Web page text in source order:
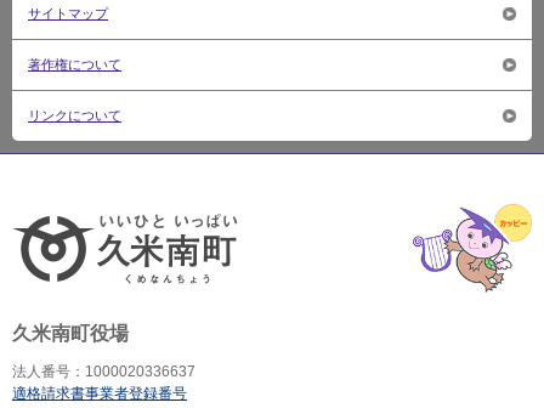
サイトマップ
著作権について
リンクについて
いい
久米南町役場
法人番号：1000020336637
適格請求書事業者登録番号